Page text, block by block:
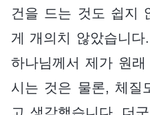
건을 드는 것도 쉽지
게 개의치 않았습니
하나님께서 제가 원
시는 것은 물론, 체질
고 생각했습니다. 더